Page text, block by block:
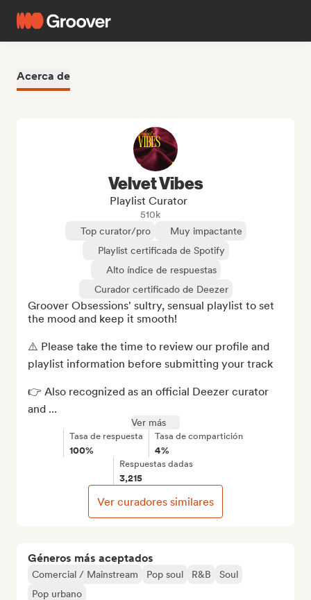
Acerca de
Géneros más aceptados
Comercial / Mainstream Pop soul R&B
Soul
Pop urbano
Velvet Vibes
Playlist Curator
510k
Top curator/pro
Muy impactante
Playlist certificada de Spotify
Alto índice de respuestas
Curador certificado de Deezer
Groover Obsessions' sultry, sensual playlist to set
the mood and keep it smooth!
⚠️ Please take the time to review our profile and
playlist information before submitting your track
👉 Also recognized as an official Deezer curator
and ...
Ver más
Tasa de respuesta
100%
Tasa de compartición
4%
Respuestas dadas
3,215
Ver curadores similares